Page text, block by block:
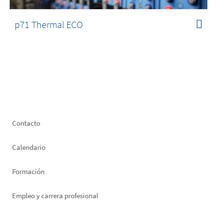
p71 Thermal ECO
Footer
Contacto
Calendario
Formación
Empleo y carrera profesional